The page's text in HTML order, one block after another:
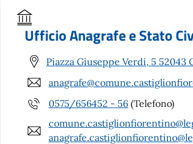
Ufficio Anagrafe e Stato
Piazza Giuseppe Verdi, 5 52043
0575/656452 - 56 (Telefono)